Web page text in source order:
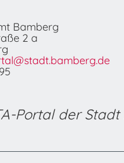
Bamberg
2 a
Portal der